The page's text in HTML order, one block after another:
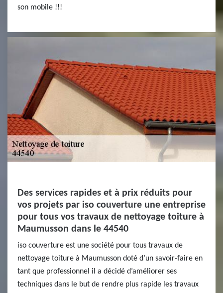
son mobile !!!
Des services rapides et à prix réduits pour
vos projets par iso couverture une entreprise
pour tous vos travaux de nettoyage toiture à
Maumusson dans le 44540
iso couverture est une société pour tous travaux de
nettoyage toiture à Maumusson doté d’un savoir-faire en
tant que professionnel il a décidé d’améliorer ses
techniques dans le but de rendre plus rapide les travaux